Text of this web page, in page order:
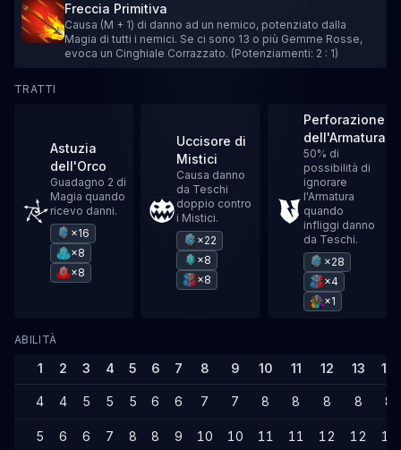
Freccia Primitiva
Causa (M + 1) di danno ad un nemico, potenziato dalla
Magia di tutti i nemici. Se ci sono 13 o più Gemme Rosse,
evoca un Cinghiale Corrazzato. (Potenziamenti: 2 : 1)
TRATTI
Astuzia
dell'Orco
Guadagno 2 di
Magia quando
ricevo danni.
×16
×8
×8
Uccisore di
Mistici
Causa danno
da Teschi
doppio contro
i Mistici.
×22
×8
×8
Perforazione
dell'Armatura
50% di
possibilità di
ignorare
l'Armatura
quando
infliggi danno
da Teschi.
×28
×4
×1
ABILITÀ
1 2 3 4 5 6 7 8 9 10 11 12 13 14
4 4 5 5 5 6 6 7 7 8 8 8 8 8
5 6 6 7 8 8 9 10 10 11 11 12 12 13